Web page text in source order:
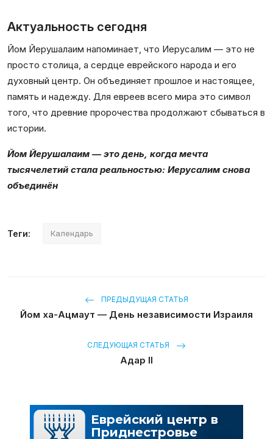
Актуальность сегодня
Йом Йерушалаим напоминает, что Иерусалим — это не
просто столица, а сердце еврейского народа и его
духовный центр. Он объединяет прошлое и настоящее,
память и надежду. Для евреев всего мира это символ
того, что древние пророчества продолжают сбываться в
истории.
Йом Йерушалаим — это день, когда мечта
тысячелетий стала реальностью: Иерусалим снова
объединён
Теги: Календарь
ПРЕДЫДУЩАЯ СТАТЬЯ
Йом ха-Ацмаут — День независимости Израиля
СЛЕДУЮЩАЯ СТАТЬЯ
Адар II